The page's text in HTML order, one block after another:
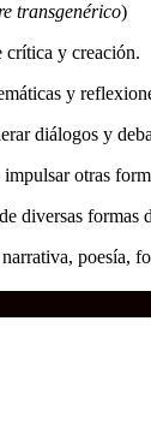
transgenérico)
crítica y creación.
y
diálogos y
otras
diversas formas
poesía,